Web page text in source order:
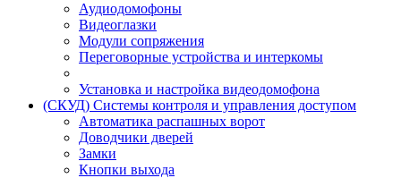
Аудиодомофоны
Видеоглазки
Модули сопряжения
Переговорные устройства и интеркомы
Установка и настройка видеодомофона
(СКУД) Системы контроля и управления доступом
Автоматика распашных ворот
Доводчики дверей
Замки
Кнопки выхода